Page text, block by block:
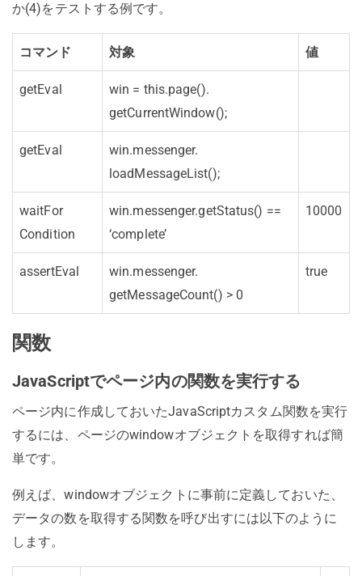
か(4)をテストする例です。
コマンド 対象 値
getEval
win = this.page().
getCurrentWindow();
getEval
win.messenger.
loadMessageList();
waitFor
Condition
win.messenger.getStatus() ==
‘complete’
10000
assertEval
win.messenger.
getMessageCount() > 0
true
関数
JavaScriptでページ内の関数を実行する
ページ内に作成しておいたJavaScriptカスタム関数を実行
するには、ページのwindowオブジェクトを取得すれば簡
単です。
例えば、windowオブジェクトに事前に定義しておいた、
データの数を取得する関数を呼び出すには以下のように
します。